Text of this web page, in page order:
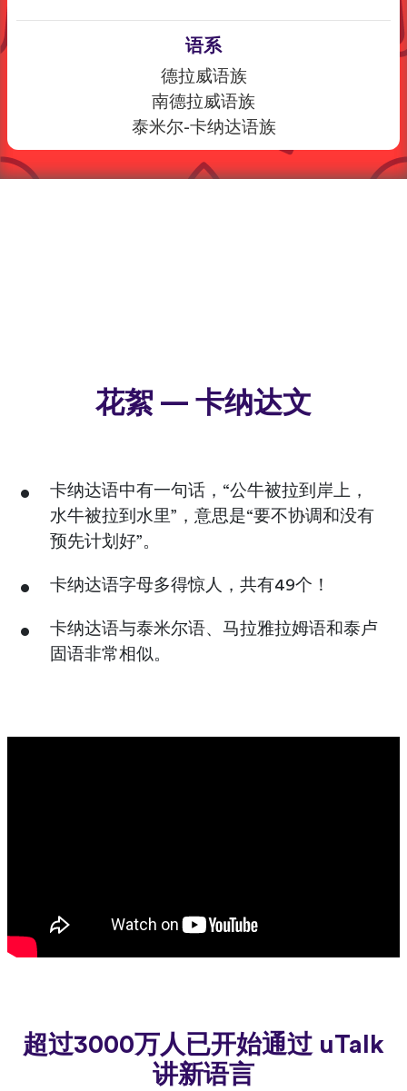
语系
德拉威语族
南德拉威语族
泰米尔-卡纳达语族
花絮 — 卡纳达文
卡纳达语中有一句话，“公牛被拉到岸上，
水牛被拉到水里”，意思是“要不协调和没有
预先计划好”。
卡纳达语字母多得惊人，共有49个！
卡纳达语与泰米尔语、马拉雅拉姆语和泰卢
固语非常相似。
超过3000万人已开始通过 uTalk
讲新语言